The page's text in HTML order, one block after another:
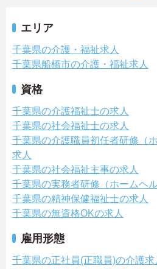
エリア
千葉県の介護・福祉求人
千葉県船橋市の介護・福祉求人
資格
千葉県の介護福祉士の求人
千葉県の社会福祉士の求人
千葉県の介護職員初任者研修（
求人
千葉県の社会福祉主事の求人
千葉県の実務者研修（ホームヘ
千葉県の精神保健福祉士の求人
千葉県の無資格OKの求人
雇用形態
千葉県の正社員(正職員)の介護求